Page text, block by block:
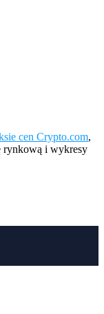
cen Crypto.com,
rynkową i wykresy